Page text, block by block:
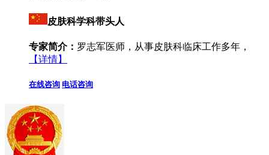
皮肤科学科带头人
专家简介： 罗志军医师，从事皮肤科临床工作多年，
【详情】
在线咨询 电话咨询